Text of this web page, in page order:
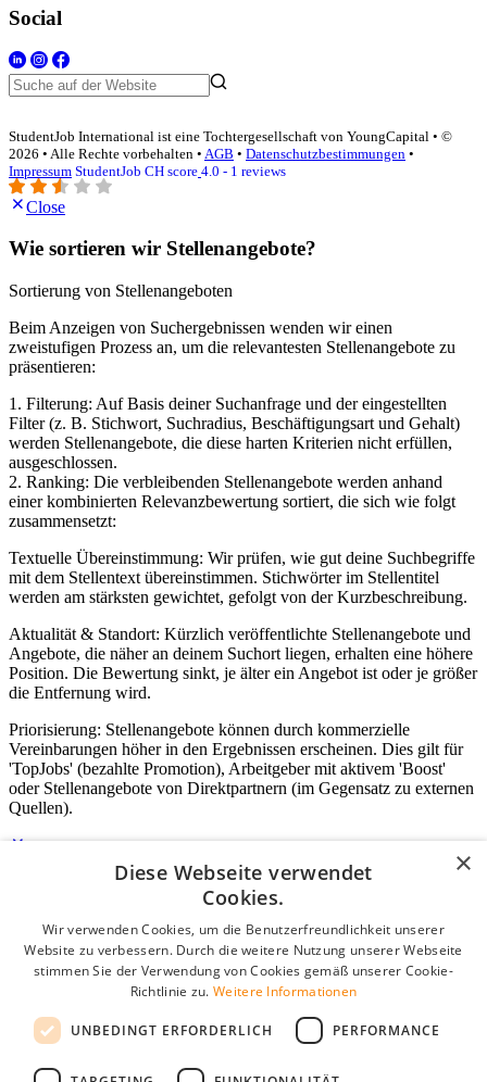
Social
StudentJob International ist eine Tochtergesellschaft von YoungCapital • ©
2026 • Alle Rechte vorbehalten • AGB • Datenschutzbestimmungen •
Impressum StudentJob CH score 4.0 - 1 reviews
Close
Wie sortieren wir Stellenangebote?
Sortierung von Stellenangeboten
Beim Anzeigen von Suchergebnissen wenden wir einen
zweistufigen Prozess an, um die relevantesten Stellenangebote zu
präsentieren:
1. Filterung: Auf Basis deiner Suchanfrage und der eingestellten
Filter (z. B. Stichwort, Suchradius, Beschäftigungsart und Gehalt)
werden Stellenangebote, die diese harten Kriterien nicht erfüllen,
ausgeschlossen.
2. Ranking: Die verbleibenden Stellenangebote werden anhand
einer kombinierten Relevanzbewertung sortiert, die sich wie folgt
zusammensetzt:
Textuelle Übereinstimmung: Wir prüfen, wie gut deine Suchbegriffe
mit dem Stellentext übereinstimmen. Stichwörter im Stellentitel
werden am stärksten gewichtet, gefolgt von der Kurzbeschreibung.
Aktualität & Standort: Kürzlich veröffentlichte Stellenangebote und
Angebote, die näher an deinem Suchort liegen, erhalten eine höhere
Position. Die Bewertung sinkt, je älter ein Angebot ist oder je größer
die Entfernung wird.
Priorisierung: Stellenangebote können durch kommerzielle
Vereinbarungen höher in den Ergebnissen erscheinen. Dies gilt für
'TopJobs' (bezahlte Promotion), Arbeitgeber mit aktivem 'Boost'
oder Stellenangebote von Direktpartnern (im Gegensatz zu externen
Quellen).
Login für Unternehmen
E-Mail*
Passwort
Angemeldet bleiben
Passwort vergessen?
×
Diese Webseite verwendet
Cookies.
Wir verwenden Cookies, um die Benutzerfreundlichkeit unserer
Website zu verbessern. Durch die weitere Nutzung unserer Webseite
stimmen Sie der Verwendung von Cookies gemäß unserer Cookie-
Richtlinie zu. Weitere Informationen
UNBEDINGT ERFORDERLICH PERFORMANCE